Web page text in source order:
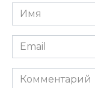
Имя
*
Email
*
Комментарий